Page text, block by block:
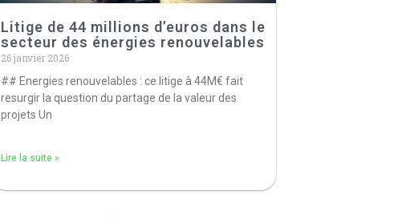
Litige de 44 millions d’euros dans le
secteur des énergies renouvelables
26 janvier 2026
## Energies renouvelables : ce litige à 44M€ fait
resurgir la question du partage de la valeur des
projets Un
Lire la suite »